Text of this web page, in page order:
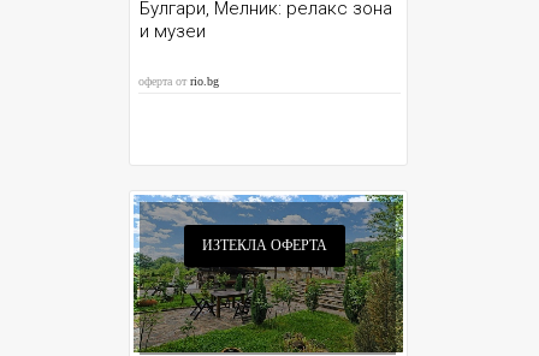
Булгари, Мелник: релакс зона
и музеи
оферта отrio.bg
ИЗТЕКЛА ОФЕРТА